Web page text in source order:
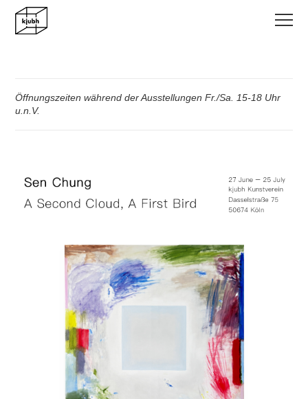
Öffnungszeiten während der Ausstellungen Fr./Sa. 15-18 Uhr
u.n.V.